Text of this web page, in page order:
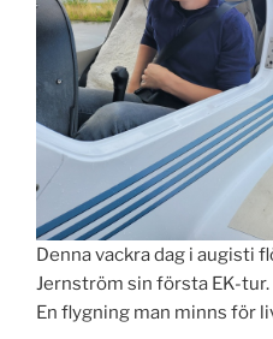
Denna vackra dag i augisti
Jernström sin första EK-tur.
En flygning man minns för